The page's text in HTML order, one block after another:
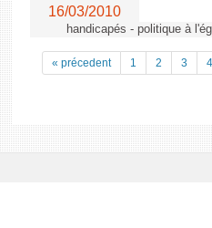
16/03/2010
handicapés - politique à
« précedent 1 2 3 4